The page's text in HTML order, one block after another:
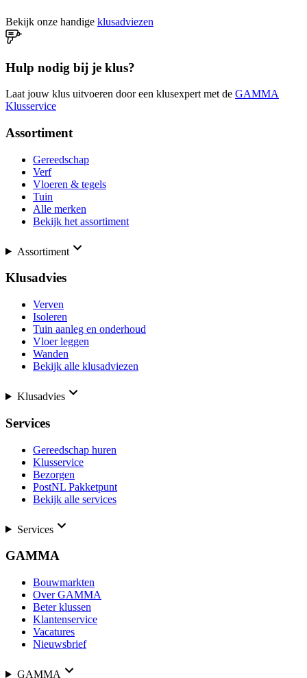
Bekijk onze handige klusadviezen
Hulp nodig bij je klus?
Laat jouw klus uitvoeren door een klusexpert met de GAMMA
Klusservice
Assortiment
Gereedschap
Verf
Vloeren & tegels
Tuin
Alle merken
Bekijk het assortiment
Assortiment
Klusadvies
Verven
Isoleren
Tuin aanleg en onderhoud
Vloer leggen
Wanden
Bekijk alle klusadviezen
Klusadvies
Services
Gereedschap huren
Klusservice
Bezorgen
PostNL Pakketpunt
Bekijk alle services
Services
GAMMA
Bouwmarkten
Over GAMMA
Beter klussen
Klantenservice
Vacatures
Nieuwsbrief
GAMMA